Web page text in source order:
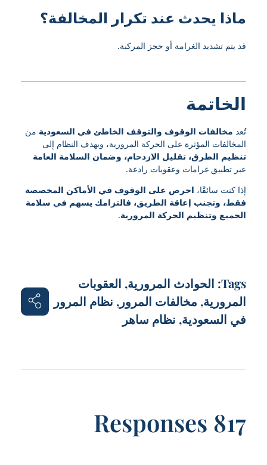
ماذا يحدث عند تكرار المخالفة؟
قد يتم تشديد الغرامة أو حجز المركبة.
الخاتمة
تُعد مخالفات الوقوف والتوقف الخاطئ في السعودية من
المخالفات المؤثرة على الحركة المرورية، ويهدف النظام إلى
تنظيم الطرق، تقليل الازدحام، وضمان السلامة العامة
عبر تطبيق غرامات وعقوبات رادعة.
إذا كنت سائقًا، احرص على الوقوف في الأماكن المخصصة
فقط، وتجنب إعاقة الطريق، فالتزامك يسهم في سلامة
الجميع وتنظيم الحركة المرورية.
Tags: الحوادث المرورية, العقوبات
المرورية, مخالفات المرور , نظام المرور
في السعودية, نظام ساهر
817 Responses